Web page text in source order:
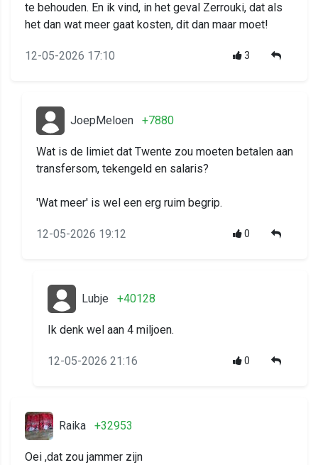
te behouden. En ik vind, in het geval Zerrouki, dat als
het dan wat meer gaat kosten, dit dan maar moet!
12-05-2026 17:10 3
JoepMeloen +7880
Wat is de limiet dat Twente zou moeten betalen aan
transfersom, tekengeld en salaris?
'Wat meer' is wel een erg ruim begrip.
12-05-2026 19:12 0
Lubje +40128
Ik denk wel aan 4 miljoen.
12-05-2026 21:16 0
Raika +32953
Oei ,dat zou jammer zijn